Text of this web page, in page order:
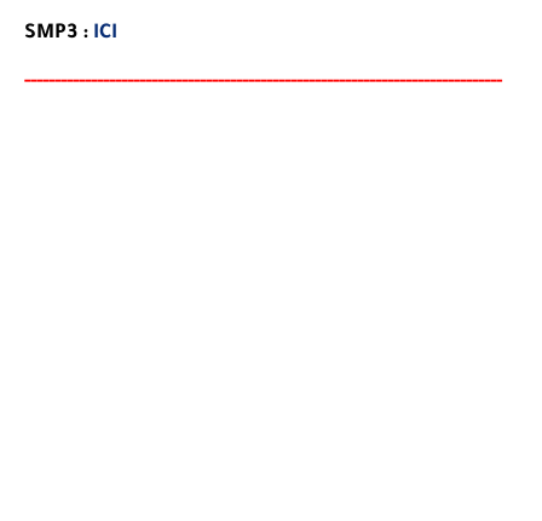
SMP3 : ICI
-------------------------------------------------------------------------------